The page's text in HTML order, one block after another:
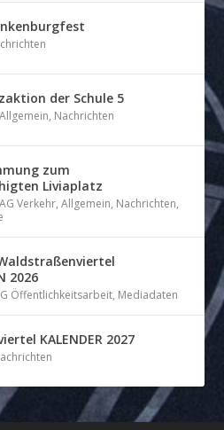
der Schule 5
Allgemein, Nachrichten
zum
Liviaplatz
AG Verkehr,Allgemein, Nachrichten,
2026
Öffentlichkeitsarbeit, Mediadaten
KALENDER 2027